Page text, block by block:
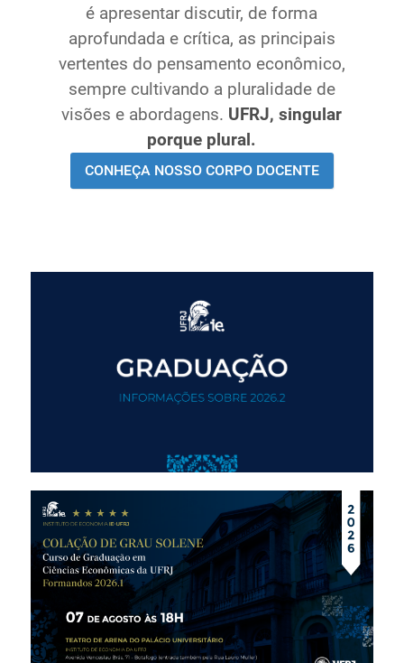
Ministério da Saúde
Ministério de Minas e Energia
Ministério da Ciência, Tecnologia, Inovações e
Comunicações
Ministério do Meio Ambiente
Ministério do Turismo
Ministério do Desenvolvimento Regional
Secretaria de Governo
Gabinete de Segurança Institucional
Advocacia-Geral da União
é apresentar discutir, de forma
aprofundada e crítica, as principais
vertentes do pensamento econômico,
sempre cultivando a pluralidade de
visões e abordagens. UFRJ, singular
porque plural.
CONHEÇA NOSSO CORPO DOCENTE